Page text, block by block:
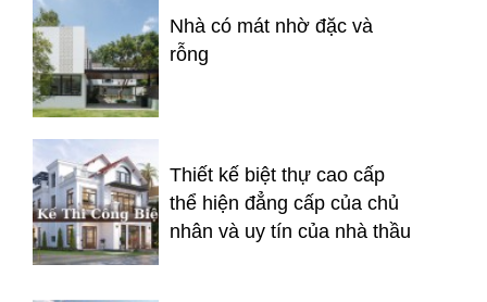
Nhà có mát nhờ đặc và
rỗng
Thiết kế biệt thự cao cấp
thể hiện đẳng cấp của chủ
nhân và uy tín của nhà thầu